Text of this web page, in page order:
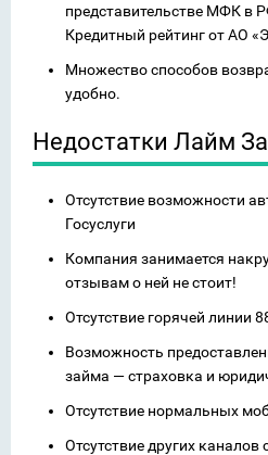
представительстве МФК в
Кредитный рейтинг от АО
Множество способов
удобно.
Недостатки Лайм
Отсутствие возможности
Госуслуги
Компания занимается
отзывам о ней не стоит!
Отсутствие горячей линии
Возможность
займа — страховка и
Отсутствие нормальных
Отсутствие других